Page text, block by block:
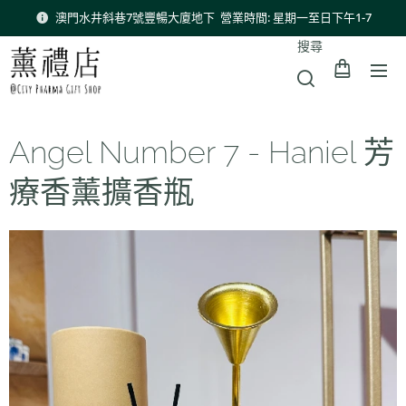
澳門水井斜巷7號豐暢大廈地下 營業時間: 星期一至日下午1-7
搜尋
Angel Number 7 - Haniel 芳
療香薰擴香瓶